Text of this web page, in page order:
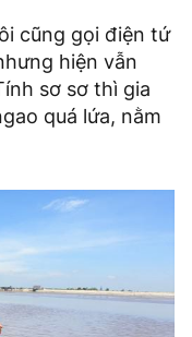
cũng gọi điện tứ
hiện vẫn
sơ sơ thì gia
quá lứa, nằm